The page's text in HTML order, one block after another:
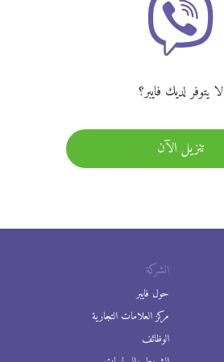
لا يتوفر لديك فايبر؟
تنزيل الآن
الشركة
حول فايبر
مركز العلامات التجارية
الوظائف